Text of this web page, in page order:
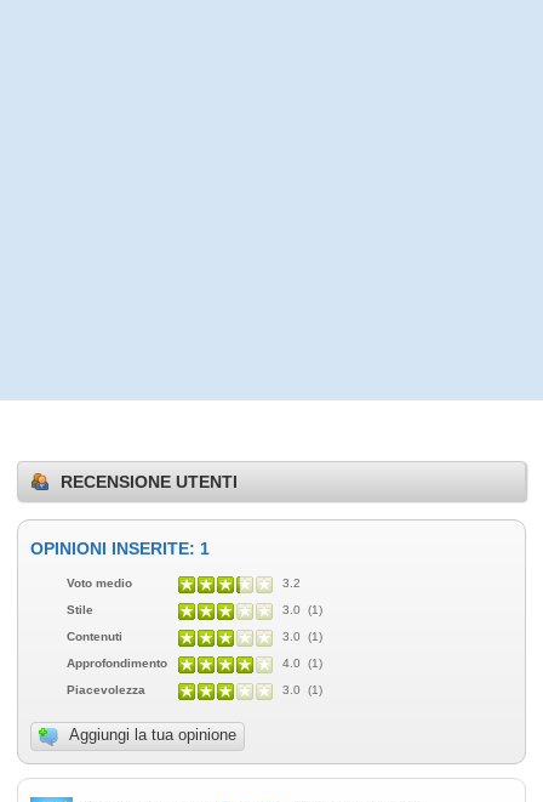
RECENSIONE UTENTI
OPINIONI INSERITE: 1
Voto medio
3.2
Stile
3.0 (1)
Contenuti
3.0 (1)
Approfondimento
4.0 (1)
Piacevolezza
3.0 (1)
Aggiungi la tua opinione